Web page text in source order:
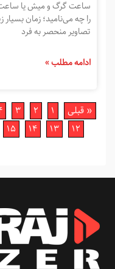
ساعت گرگ‌ و میش یا
را چه می‌نامید؛ زمان
تصاویر منحصر به فرد
ادامه مطلب »
« قبلی 1
2
3
12
13
14
15